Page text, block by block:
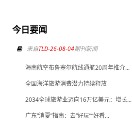
今日要闻
来自TLD-26-08-04期刊新闻
海南航空布鲁塞尔航线通航20周年推介...
全国海洋旅游消费潜力持续释放
2034全球旅游业迈向16万亿美元：增长...
广东“消夏”指南：去“好玩”“好看...